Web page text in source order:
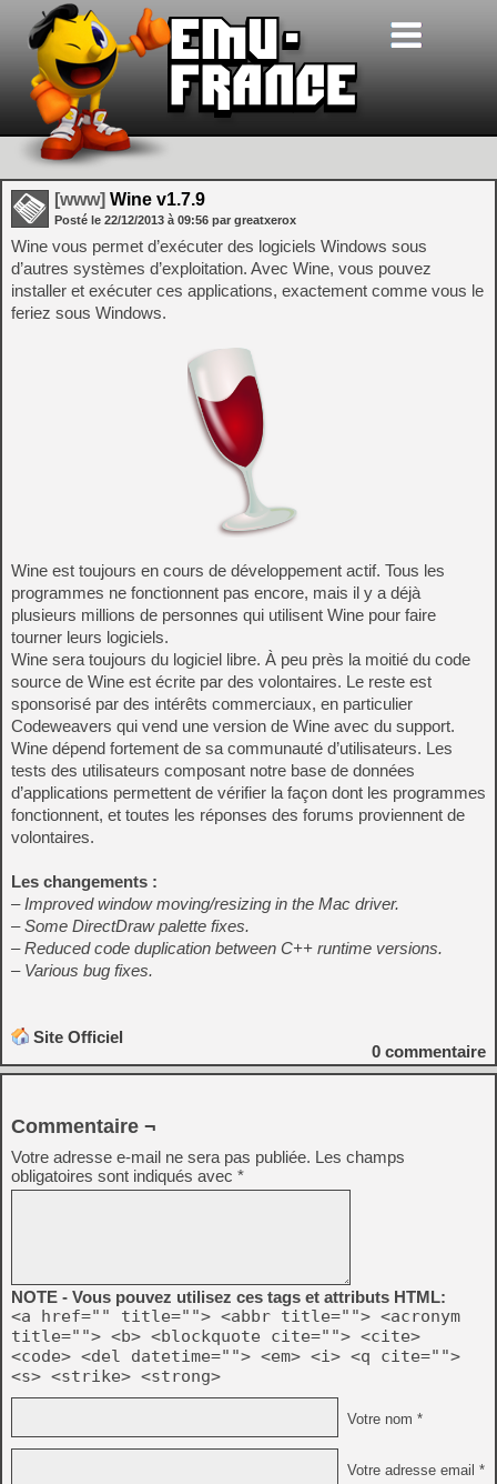
[www] Wine v1.7.9
Posté le 22/12/2013 à 09:56 par greatxerox
Wine vous permet d’exécuter des logiciels Windows sous
d’autres systèmes d’exploitation. Avec Wine, vous pouvez
installer et exécuter ces applications, exactement comme vous le
feriez sous Windows.
Wine est toujours en cours de développement actif. Tous les
programmes ne fonctionnent pas encore, mais il y a déjà
plusieurs millions de personnes qui utilisent Wine pour faire
tourner leurs logiciels.
Wine sera toujours du logiciel libre. À peu près la moitié du code
source de Wine est écrite par des volontaires. Le reste est
sponsorisé par des intérêts commerciaux, en particulier
Codeweavers qui vend une version de Wine avec du support.
Wine dépend fortement de sa communauté d’utilisateurs. Les
tests des utilisateurs composant notre base de données
d’applications permettent de vérifier la façon dont les programmes
fonctionnent, et toutes les réponses des forums proviennent de
volontaires.
Les changements :
– Improved window moving/resizing in the Mac driver.
– Some DirectDraw palette fixes.
– Reduced code duplication between C++ runtime versions.
– Various bug fixes.
Site Officiel
0 commentaire
Commentaire ¬
Votre adresse e-mail ne sera pas publiée. Les champs
obligatoires sont indiqués avec *
NOTE - Vous pouvez utilisez ces tags et attributs HTML:
<a href="" title=""> <abbr title=""> <acronym
title=""> <b> <blockquote cite=""> <cite>
<code> <del datetime=""> <em> <i> <q cite="">
<s> <strike> <strong>
Votre nom *
Votre adresse email *